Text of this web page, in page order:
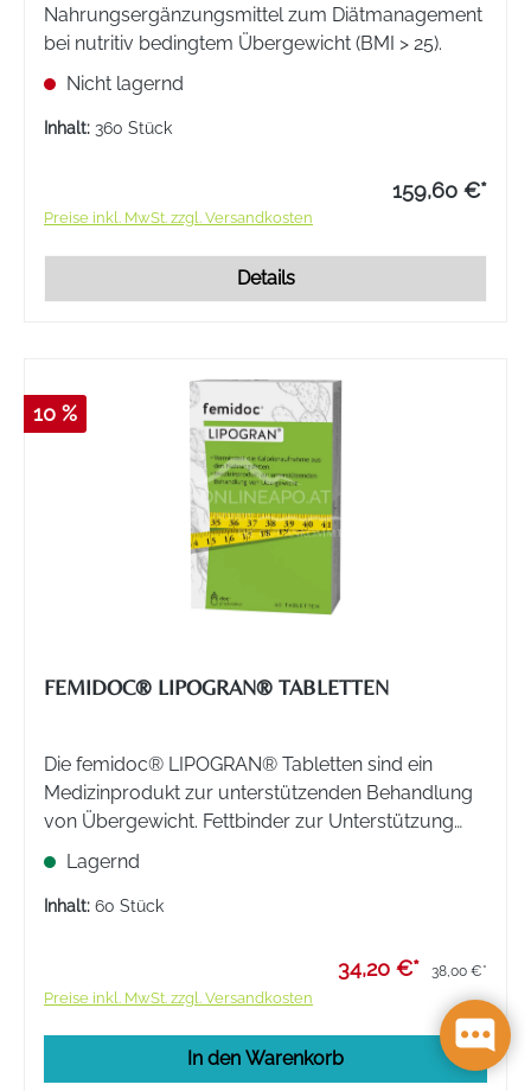
Nahrungsergänzungsmittel zum Diätmanagement
bei nutritiv bedingtem Übergewicht (BMI > 25).
Nicht lagernd
Inhalt: 360 Stück
159,60 €*
Preise inkl. MwSt. zzgl. Versandkosten
Details
10 %
FEMIDOC® LIPOGRAN® TABLETTEN
Die femidoc® LIPOGRAN® Tabletten sind ein
Medizinprodukt zur unterstützenden Behandlung
von Übergewicht. Fettbinder zur Unterstützung
einer Reduktionsdiät bei Übergewicht bzw. zur
Gewichtskontrolle im Rahmen einer fettbewussten
Ernährung.
Lagernd
Inhalt: 60 Stück
34,20 €* 38,00 €*
Preise inkl. MwSt. zzgl. Versandkosten
In den Warenkorb